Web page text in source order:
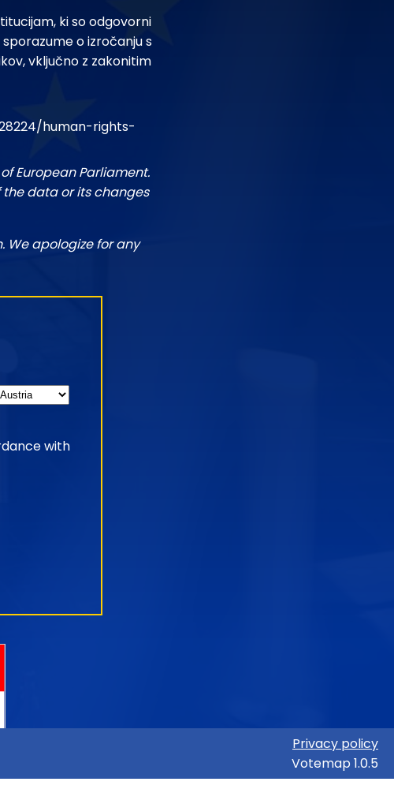
ki so odgovorni
o izročanju s
vključno z zakonitim
human-rights-
European Parliament.
the data or its changes
We apologize for any
with
Privacy policy
Votemap 1.0.5